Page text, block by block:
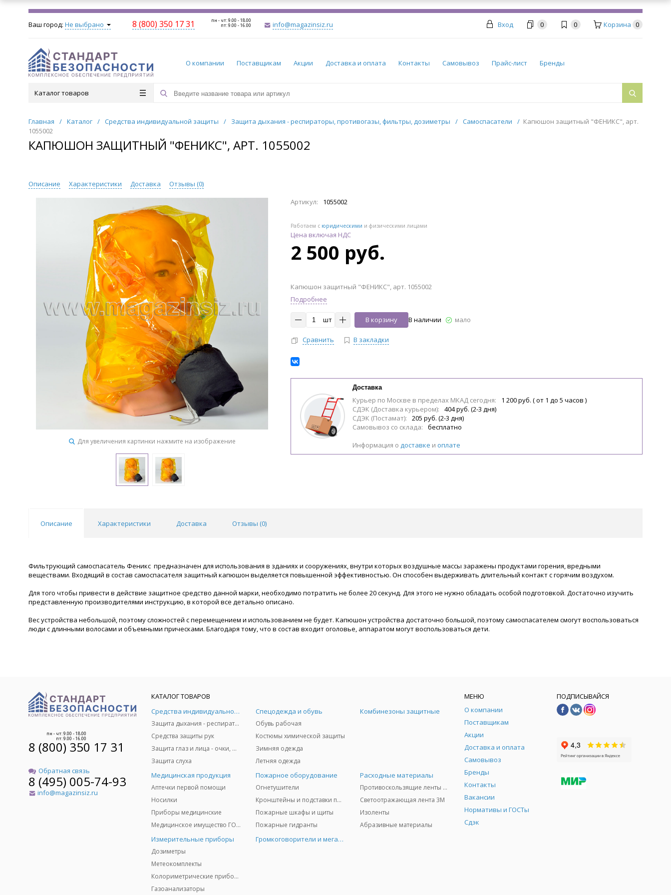
Ваш город: Не выбрано 8 (800) 350 17 31 пн - чт: 9.00 - 18.00
пт: 9.00 - 16.00 info@magazinsiz.ru Вход 0 0 Корзина 0
О компании Поставщикам Акции Доставка и оплата Контакты Самовывоз Прайс-лист Бренды
Каталог товаров
Главная / Каталог / Средства индивидуальной защиты / Защита дыхания - респираторы, противогазы, фильтры, дозиметры / Самоспасатели / Капюшон защитный "ФЕНИКС", арт.
1055002
КАПЮШОН ЗАЩИТНЫЙ "ФЕНИКС", АРТ. 1055002
Описание Характеристики Доставка Отзывы (0)
Для увеличения картинки нажмите на изображение
Артикул: 1055002
Работаем с юридическими и физическими лицами
Цена включая НДС
2 500 руб.
Капюшон защитный "ФЕНИКС", арт. 1055002
Подробнее
шт В корзину В наличии мало
Сравнить В закладки
Доставка
Курьер по Москве в пределах МКАД сегодня:
1 200 руб. ( от 1 до 5 часов )
СДЭК (Доставка курьером):
404 руб. (2-3 дня)
СДЭК (Постамат):
205 руб. (2-3 дня)
Самовывоз со склада:
бесплатно
Информация о доставке и оплате
Описание Характеристики Доставка Отзывы (0)
Фильтрующий самоспасатель Феникс предназначен для использования в зданиях и сооружениях, внутри которых воздушные массы заражены продуктами горения, вредными
веществами. Входящий в состав самоспасателя защитный капюшон выделяется повышенной эффективностью. Он способен выдерживать длительный контакт с горячим воздухом.
Для того чтобы привести в действие защитное средство данной марки, необходимо потратить не более 20 секунд. Для этого не нужно обладать особой подготовкой. Достаточно изучить
представленную производителями инструкцию, в которой все детально описано.
Вес устройства небольшой, поэтому сложностей с перемещением и использованием не будет. Капюшон устройства достаточно большой, поэтому самоспасателем смогут воспользоваться
люди с длинными волосами и объемными прическами. Благодаря тому, что в состав входит оголовье, аппаратом могут воспользоваться дети.
пн - чт: 9.00 - 18.00
пт: 9.00 - 16.00
8 (800) 350 17 31
Обратная связь
8 (495) 005-74-93
info@magazinsiz.ru
КАТАЛОГ ТОВАРОВ
Средства индивидуальной защиты
Защита дыхания - респираторы, противогазы, фильтры, дозиметры
Средства защиты рук
Защита глаз и лица - очки, щитки
Защита слуха
Спецодежда и обувь
Обувь рабочая
Костюмы химической защиты
Зимняя одежда
Летняя одежда
Комбинезоны защитные
Медицинская продукция
Аптечки первой помощи
Носилки
Приборы медицинские
Медицинское имущество ГО и ЧС
Пожарное оборудование
Огнетушители
Кронштейны и подставки под огнетушители
Пожарные шкафы и щиты
Пожарные гидранты
Расходные материалы
Противоскользящие ленты 3М
Светоотражающая лента 3M
Изоленты
Абразивные материалы
Измерительные приборы
Дозиметры
Метеокомплекты
Колориметрические приборы
Газоанализаторы
Громкоговорители и мегафоны
МЕНЮ
О компании
Поставщикам
Акции
Доставка и оплата
Самовывоз
Бренды
Контакты
Вакансии
Нормативы и ГОСТы
Сдэк
ПОДПИСЫВАЙСЯ